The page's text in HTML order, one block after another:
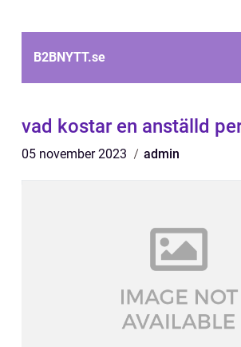
B2BNYTT.se
vad kostar en anställd
05 november 2023 admin